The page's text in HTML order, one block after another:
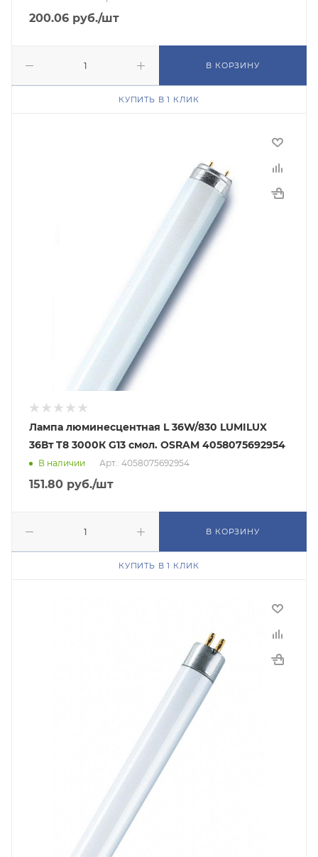
200.06 руб./шт
В КОРЗИНУ
КУПИТЬ В 1 КЛИК
Лампа люминесцентная L 36W/830 LUMILUX
36Вт T8 3000К G13 смол. OSRAM 4058075692954
В наличии Арт.: 4058075692954
151.80 руб./шт
В КОРЗИНУ
КУПИТЬ В 1 КЛИК